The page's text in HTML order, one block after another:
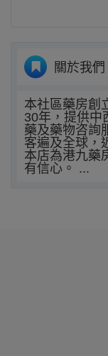
關於我們
本社區藥房創
30年，提供中
藥及藥物咨詢
客遍及全球，
本店為港九藥
有信心。 ...